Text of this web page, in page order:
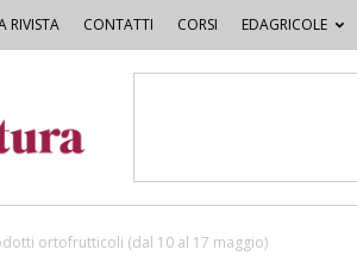
RIVISTA CONTATTI CORSI EDAGRICOLE
ortofrutticoli (dal 10 al 17 maggio)